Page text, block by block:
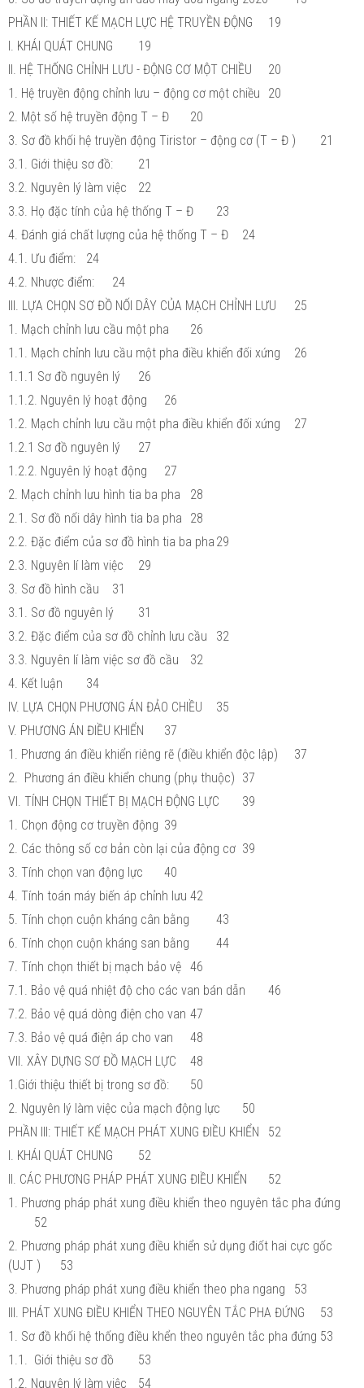
PHẦN II: THIẾT KẾ MẠCH LỰC HỆ TRUYỀN ĐỘNG
19
I. KHÁI QUÁT CHUNG
19
II. HỆ THỐNG CHỈNH LƯU - ĐỘNG CƠ MỘT CHIỀU
20
1. Hệ truyền động chỉnh lưu – động cơ một chiều
20
2. Một số hệ truyền động T – Đ
20
3. Sơ đồ khối hệ truyền động Tiristor – động cơ (T – Đ )
21
3.1. Giới thiệu sơ đồ:
21
3.2. Nguyên lý làm việc
22
3.3. Họ đặc tính của hệ thống T – Đ
23
4. Đánh giá chất lượng của hệ thống T – Đ
24
4.1. Ưu điểm:
24
4.2. Nhược điểm:
24
III. LỰA CHỌN SƠ ĐỒ NỐI DÂY CỦA MẠCH CHỈNH LƯU
25
1. Mạch chỉnh lưu cầu một pha
26
1.1. Mạch chỉnh lưu cầu một pha điều khiển đối xứng
26
1.1.1 Sơ đồ nguyên lý
26
1.1.2. Nguyên lý hoạt động
26
1.2. Mạch chỉnh lưu cầu một pha điều khiển đối xứng
27
1.2.1 Sơ đồ nguyên lý
27
1.2.2. Nguyên lý hoạt động
27
2. Mạch chỉnh lưu hình tia ba pha
28
2.1. Sơ đồ nối dây hình tia ba pha
28
2.2. Đặc điểm của sơ đồ hình tia ba pha 29
2.3. Nguyên lí làm việc
29
3. Sơ đồ hình cầu
31
3.1. Sơ đồ nguyên lý
31
3.2. Đặc điểm của sơ đồ chỉnh lưu cầu
32
3.3. Nguyên lí làm việc sơ đồ cầu
32
4. Kết luận
34
IV. LỰA CHỌN PHƯƠNG ÁN ĐẢO CHIỀU
35
V. PHƯƠNG ÁN ĐIỀU KHIỂN
37
1. Phương án điều khiển riêng rẽ (điều khiển độc lập)
37
2. Phương án điều khiển chung (phụ thuộc) 37
VI. TÍNH CHỌN THIẾT BỊ MẠCH ĐỘNG LỰC
39
1. Chọn động cơ truyền động 39
2. Các thông số cơ bản còn lại của động cơ 39
3. Tính chọn van động lực
40
4. Tính toán máy biến áp chỉnh lưu 42
5. Tính chọn cuộn kháng cân bằng
43
6. Tính chọn cuộn kháng san bằng
44
7. Tính chọn thiết bị mạch bảo vệ 46
7.1. Bảo vệ quá nhiệt độ cho các van bán dẫn
46
7.2. Bảo vệ quá dòng điện cho van 47
7.3. Bảo vệ quá điện áp cho van
48
VII. XÂY DỰNG SƠ ĐỒ MẠCH LỰC
48
1.Giới thiệu thiết bị trong sơ đồ:
50
2. Nguyên lý làm việc của mạch động lực
50
PHẦN III: THIẾT KẾ MẠCH PHÁT XUNG ĐIỀU KHIỂN
52
I. KHÁI QUÁT CHUNG
52
II. CÁC PHƯƠNG PHÁP PHÁT XUNG ĐIỀU KHIỂN
52
1. Phương pháp phát xung điều khiển theo nguyên tắc pha đứng
52
2. Phương pháp phát xung điều khiển sử dụng điốt hai cực gốc
(UJT )
53
3. Phương pháp phát xung điều khiển theo pha ngang
53
III. PHÁT XUNG ĐIỀU KHIỂN THEO NGUYÊN TẮC PHA ĐỨNG
53
1. Sơ đồ khối hệ thống điều khển theo nguyên tắc pha đứng 53
1.1. Giới thiệu sơ đồ
53
1.2. Nguyên lý làm việc
54